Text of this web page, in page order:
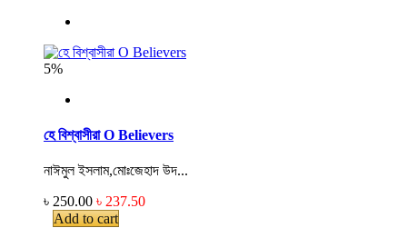
5%
হে বিশ্বাসীরা O Believers
নাঈমুল ইসলাম,মোঃজেহাদ উদ...
৳ 250.00 ৳ 237.50
Add to cart